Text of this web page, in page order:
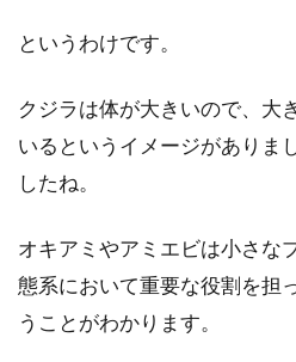
というわけです。
クジラは体が大きいので、大
いるというイメージがありま
したね。
オキアミやアミエビは小さな
態系において重要な役割を担
うことがわかります。